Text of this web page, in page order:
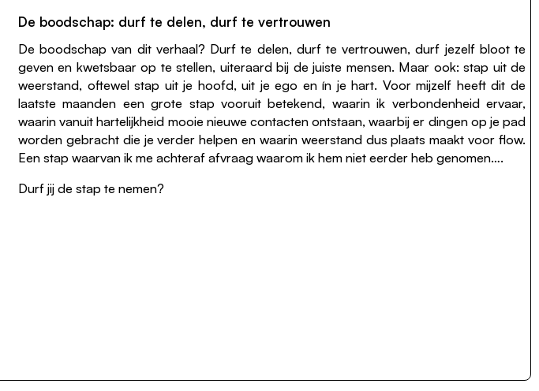
De boodschap: durf te delen, durf te vertrouwen
De boodschap van dit verhaal? Durf te delen, durf te vertrouwen, durf jezelf bloot te
geven en kwetsbaar op te stellen, uiteraard bij de juiste mensen. Maar ook: stap uit de
weerstand, oftewel stap uit je hoofd, uit je ego en ín je hart. Voor mijzelf heeft dit de
laatste maanden een grote stap vooruit betekend, waarin ik verbondenheid ervaar,
waarin vanuit hartelijkheid mooie nieuwe contacten ontstaan, waarbij er dingen op je pad
worden gebracht die je verder helpen en waarin weerstand dus plaats maakt voor flow.
Een stap waarvan ik me achteraf afvraag waarom ik hem niet eerder heb genomen….
Durf jij de stap te nemen?